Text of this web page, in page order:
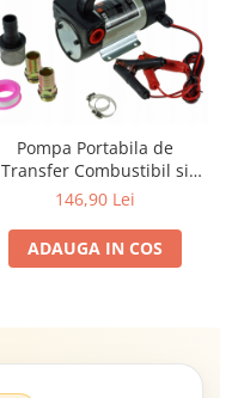
Pompa Portabila de
Transfer Combustibil si
Motorina Mini CPN 12V,
Absorbire 1 Tol (1"), Kit
Conectori si Filtru Incluse
146,90 Lei
ADAUGA IN COS